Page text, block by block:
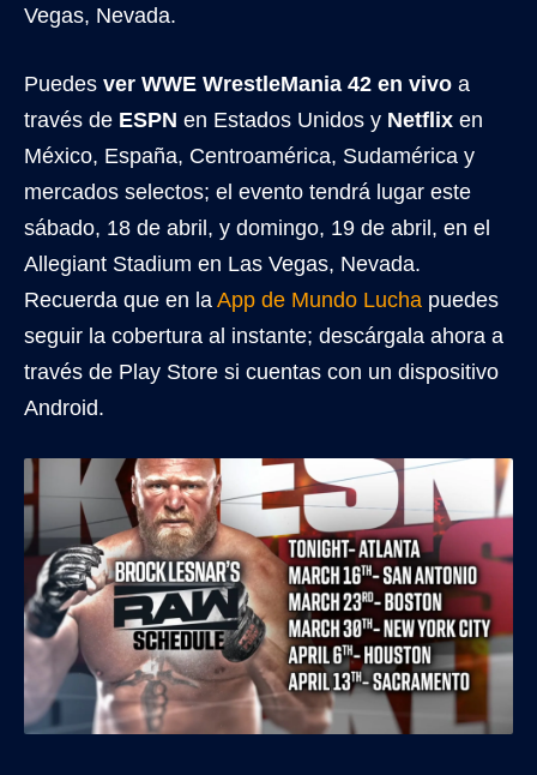
Vegas, Nevada.
Puedes ver WWE WrestleMania 42 en vivo a
través de ESPN en Estados Unidos y Netflix en
México, España, Centroamérica, Sudamérica y
mercados selectos; el evento tendrá lugar este
sábado, 18 de abril, y domingo, 19 de abril, en el
Allegiant Stadium en Las Vegas, Nevada.
Recuerda que en la App de Mundo Lucha puedes
seguir la cobertura al instante; descárgala ahora a
través de Play Store si cuentas con un dispositivo
Android.